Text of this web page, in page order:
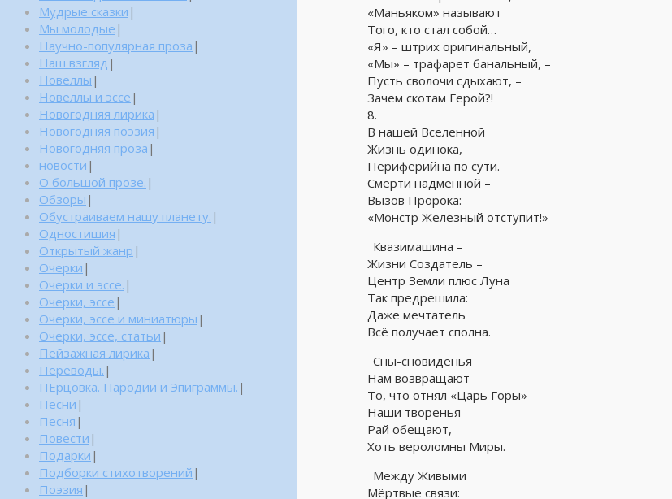
«Маньяком» называют
Того, кто стал собой…
«Я» – штрих оригинальный,
«Мы» – трафарет банальный, –
Пусть сволочи сдыхают, –
Зачем скотам Герой?!
8.
В нашей Вселенной
Жизнь одинока,
Периферийна по сути.
Смерти надменной –
Вызов Пророка:
«Монстр Железный отступит!»
Квазимашина –
Жизни Создатель –
Центр Земли плюс Луна
Так предрешила:
Даже мечтатель
Всё получает сполна.
Сны-сновиденья
Нам возвращают
То, что отнял «Царь Горы»
Наши творенья
Рай обещают,
Хоть вероломны Миры.
Между Живыми
Мёртвые связи:
Мудрые сказки |
Мы молодые |
Научно-популярная проза |
Наш взгляд |
Новеллы |
Новеллы и эссе |
Новогодняя лирика |
Новогодняя поэзия |
Новогодняя проза |
новости |
О большой прозе. |
Обзоры |
Обустраиваем нашу планету. |
Одностишия |
Открытый жанр |
Очерки |
Очерки и эссе. |
Очерки, эссе |
Очерки, эссе и миниатюры |
Очерки, эссе, статьи |
Пейзажная лирика |
Переводы. |
ПЕрцовка. Пародии и Эпиграммы. |
Песни |
Песня |
Повести |
Подарки |
Подборки стихотворений |
Поэзия |